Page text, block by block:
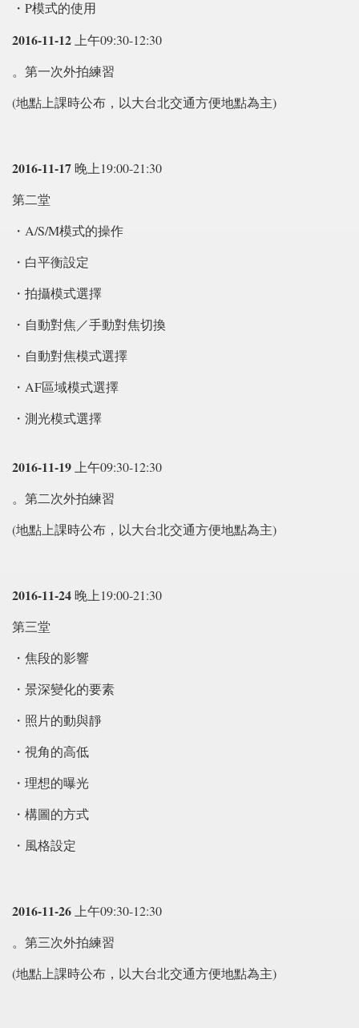
・P模式的使用
2016-11-12 上午09:30-12:30
。第一次外拍練習
(地點上課時公布，以大台北交通方便地點為主)
2016-11-17晚上19:00-21:30
第二堂
・A/S/M模式的操作
・白平衡設定
・拍攝模式選擇
・自動對焦／手動對焦切換
・自動對焦模式選擇
・AF區域模式選擇
・測光模式選擇
2016-11-19 上午09:30-12:30
。第二次外拍練習
(地點上課時公布，以大台北交通方便地點為主)
2016-11-24晚上19:00-21:30
第三堂
・焦段的影響
・景深變化的要素
・照片的動與靜
・視角的高低
・理想的曝光
・構圖的方式
・風格設定
2016-11-26 上午09:30-12:30
。第三次外拍練習
(地點上課時公布，以大台北交通方便地點為主)